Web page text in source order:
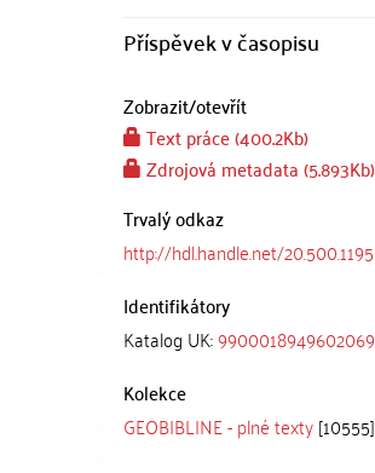
Příspěvek v časopisu
Zobrazit/otevřít
Text práce (400.2Kb)
Zdrojová metadata (5.893Kb)
Trvalý odkaz
http://hdl.handle.net/
Identifikátory
Katalog UK:
Kolekce
GEOBIBLINE - plné texty[10555]